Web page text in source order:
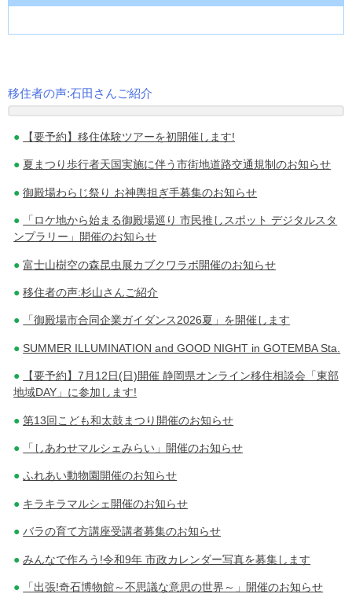
投
稿
ナ
ビ
ゲ
シ
ョ
ン
移住者の声:石田さんご紹介
【要予約】移住体験ツアーを初開催します!
夏まつり歩行者天国実施に伴う市街地道路交通規制のお知らせ
御殿場わらじ祭り お神輿担ぎ手募集のお知らせ
「ロケ地から始まる御殿場巡り 市民推しスポット デジタルスタ
ンプラリー」開催のお知らせ
富士山樹空の森昆虫展カブクワラボ開催のお知らせ
移住者の声:杉山さんご紹介
「御殿場市合同企業ガイダンス2026夏」を開催します
SUMMER ILLUMINATION and GOOD NIGHT in GOTEMBA Sta.
【要予約】7月12日(日)開催 静岡県オンライン移住相談会「東部
地域DAY」に参加します!
第13回こども和太鼓まつり開催のお知らせ
「しあわせマルシェみらい」開催のお知らせ
ふれあい動物園開催のお知らせ
キラキラマルシェ開催のお知らせ
バラの育て方講座受講者募集のお知らせ
みんなで作ろう!令和9年 市政カレンダー写真を募集します
「出張!奇石博物館～不思議な意思の世界～」開催のお知らせ